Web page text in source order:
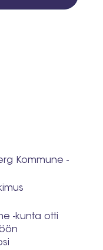
Kommune -
-kunta otti